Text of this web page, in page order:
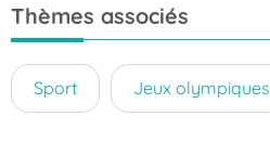
Thèmes associés
Sport Jeux olympiques